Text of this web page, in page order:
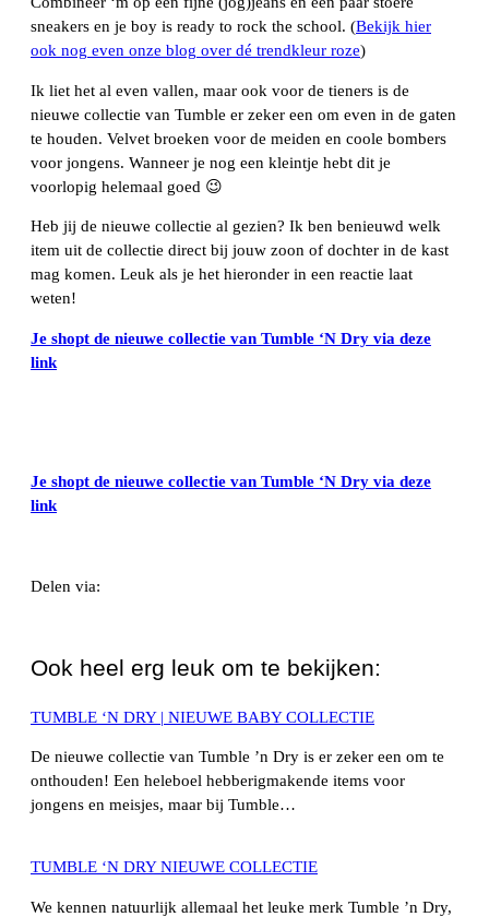
sneakers en je boy is ready to rock the school. (Bekijk hier
ook nog even onze blog over dé trendkleur roze)
Ik liet het al even vallen, maar ook voor de tieners is de
nieuwe collectie van Tumble er zeker een om even in de gaten
te houden. Velvet broeken voor de meiden en coole bombers
voor jongens. Wanneer je nog een kleintje hebt dit je
voorlopig helemaal goed 😉
Heb jij de nieuwe collectie al gezien? Ik ben benieuwd welk
item uit de collectie direct bij jouw zoon of dochter in de kast
mag komen. Leuk als je het hieronder in een reactie laat
weten!
Je shopt de nieuwe collectie van Tumble ‘N Dry via deze
link
Je shopt de nieuwe collectie van Tumble ‘N Dry via deze
link
Delen via:
Ook heel erg leuk om te bekijken:
TUMBLE ‘N DRY | NIEUWE BABY COLLECTIE
De nieuwe collectie van Tumble ’n Dry is er zeker een om te
onthouden! Een heleboel hebberigmakende items voor
jongens en meisjes, maar bij Tumble…
TUMBLE ‘N DRY NIEUWE COLLECTIE
We kennen natuurlijk allemaal het leuke merk Tumble ’n Dry,